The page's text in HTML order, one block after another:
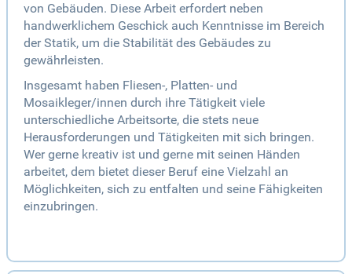
von Gebäuden. Diese Arbeit erfordert neben
handwerklichem Geschick auch Kenntnisse im Bereich
der Statik, um die Stabilität des Gebäudes zu
gewährleisten.
Insgesamt haben Fliesen-, Platten- und
Mosaikleger/innen durch ihre Tätigkeit viele
unterschiedliche Arbeitsorte, die stets neue
Herausforderungen und Tätigkeiten mit sich bringen.
Wer gerne kreativ ist und gerne mit seinen Händen
arbeitet, dem bietet dieser Beruf eine Vielzahl an
Möglichkeiten, sich zu entfalten und seine Fähigkeiten
einzubringen.